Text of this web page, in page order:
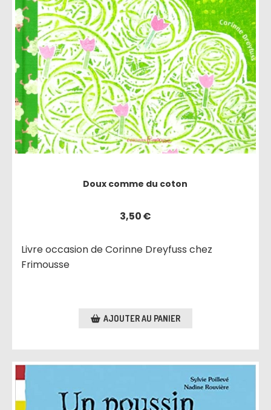
Doux comme du coton
3,50€
Livre occasion de Corinne Dreyfuss chez
Frimousse
AJOUTER AU PANIER